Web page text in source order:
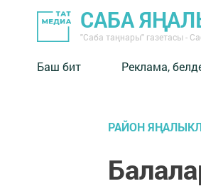
САБА
"Саба таңнары" газетасы -
Баш бит Реклама,
РАЙОН